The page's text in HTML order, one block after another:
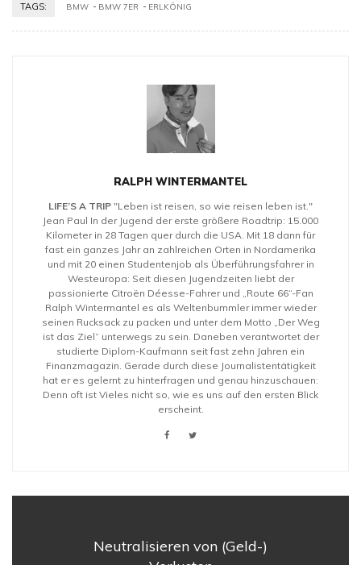
TAGS: BMW BMW 7ER ERLKÖNIG
RALPH WINTERMANTEL
LIFE’S A TRIP "Leben ist reisen, so wie reisen leben ist."
Jean Paul In der Jugend der erste größere Roadtrip: 15.000
Kilometer in 28 Tagen quer durch die USA. Mit 18 dann für
fast ein ganzes Jahr an zahlreichen Orten in Nordamerika
und mit 20 einen Studentenjob als Überführungsfahrer in
Westeuropa: Seit diesen Jugendzeiten liebt der
passionierte Citroën Déesse-Fahrer und „Route 66“-Fan
Ralph Wintermantel es als Weltenbummler immer wieder
seinen Rucksack zu packen und unter dem Motto „Der Weg
ist das Ziel“ unterwegs zu sein. Daneben verantwortet der
studierte Diplom-Kaufmann seit fast zehn Jahren ein
Finanzmagazin. Gerade durch diese Journalistentätigkeit
hat er es gelernt zu hinterfragen und genau hinzuschauen:
Denn oft ist Vieles nicht so, wie es uns auf den ersten Blick
erscheint.
Neutralisieren von (Geld-)